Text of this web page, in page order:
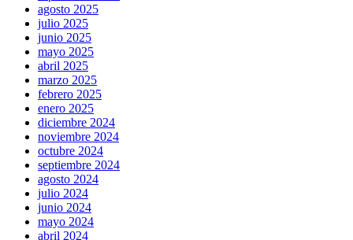
agosto 2025
julio 2025
junio 2025
mayo 2025
abril 2025
marzo 2025
febrero 2025
enero 2025
diciembre 2024
noviembre 2024
octubre 2024
septiembre 2024
agosto 2024
julio 2024
junio 2024
mayo 2024
abril 2024